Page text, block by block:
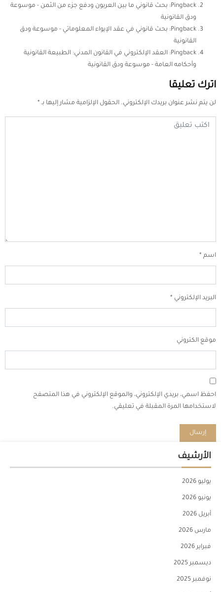
Pingback: بحث قانوني ما بين العربون ودفع جزء من الثمن - موسوعة
ودق القانونية
Pingback: بحث قانوني في عقد الإيواء المعلوماتي - موسوعة ودق
القانونية
Pingback: العقد الإلكتروني في القانون المدني: الطبيعة القانونية
وأحكامه العامة - موسوعة ودق القانونية
اترك تعليقا
لن يتم نشر عنوان بريدك الإلكتروني. الحقول الإلزامية مشار إليها بـ *
اسم *
البريد الإلكتروني *
موقع الكتروني
احفظ اسمي، بريدي الإلكتروني، والموقع الإلكتروني في هذا المتصفح
لاستخدامها المرة المقبلة في تعليقي.
الأرشيف
يوليو 2026
يونيو 2026
أبريل 2026
مارس 2026
فبراير 2026
ديسمبر 2025
نوفمبر 2025